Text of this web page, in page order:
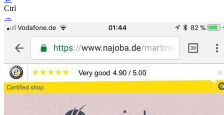
Ctrl
→